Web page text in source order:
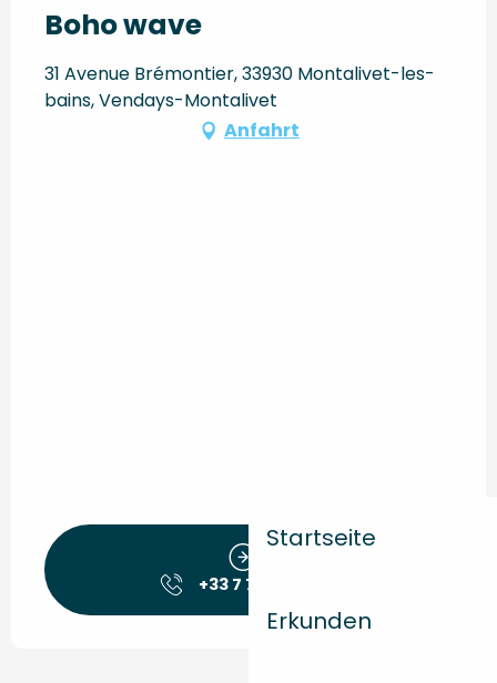
Startseite
Erkunden
Boho wave
31 Avenue Brémontier, 33930 Montalivet-les-
bains, Vendays-Montalivet
Anfahrt
+33 7 76 45 31